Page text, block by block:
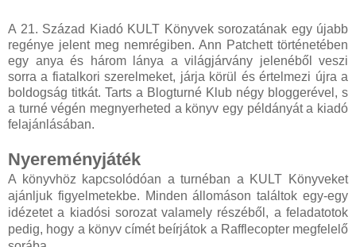
A 21. Század Kiadó KULT Könyvek sorozatának egy újabb
regénye jelent meg nemrégiben. Ann Patchett történetében
egy anya és három lánya a világjárvány jelenéből veszi
sorra a fiatalkori szerelmeket, járja körül és értelmezi újra a
boldogság titkát. Tarts a Blogturné Klub négy bloggerével, s
a turné végén megnyerheted a könyv egy példányát a kiadó
felajánlásában.
Nyereményjáték
A könyvhöz kapcsolódóan a turnéban a KULT Könyveket
ajánljuk figyelmetekbe. Minden állomáson találtok egy-egy
idézetet a kiadósi sorozat valamely részéből, a feladatotok
pedig, hogy a könyv címét beírjátok a Rafflecopter megfelelő